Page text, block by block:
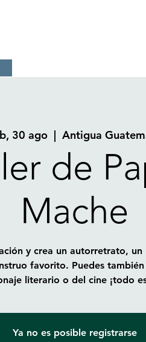
30 ago
  |
Antigua
de
Mache
y crea un autorretrato,
favorito. Puedes también
literario o del cine ¡todo
Ya no es posible registrarse